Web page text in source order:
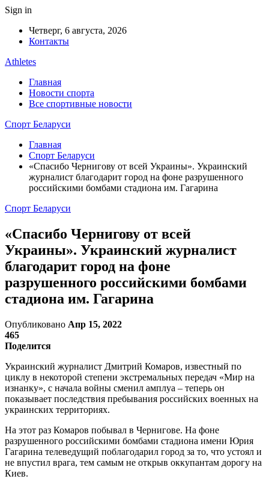
Sign in
Четверг, 6 августа, 2026
Контакты
Athletes
Главная
Новости спорта
Все спортивные новости
Спорт Беларуси
Главная
Спорт Беларуси
«Спасибо Чернигову от всей Украины». Украинский
журналист благодарит город на фоне разрушенного
российскими бомбами стадиона им. Гагарина
Спорт Беларуси
«Спасибо Чернигову от всей
Украины». Украинский журналист
благодарит город на фоне
разрушенного российскими бомбами
стадиона им. Гагарина
Опубликовано Апр 15, 2022
465
Поделится
Украинский журналист Дмитрий Комаров, известный по
циклу в некоторой степени экстремальных передач «Мир на
изнанку», с начала войны сменил амплуа – теперь он
показывает последствия пребывания российских военных на
украинских территориях.
На этот раз Комаров побывал в Чернигове. На фоне
разрушенного российскими бомбами стадиона имени Юрия
Гагарина телеведущий поблагодарил город за то, что устоял и
не впустил врага, тем самым не открыв оккупантам дорогу на
Киев.